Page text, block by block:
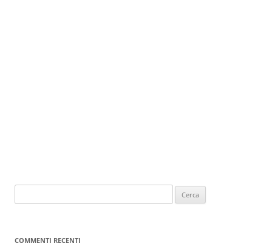
COMMENTI RECENTI